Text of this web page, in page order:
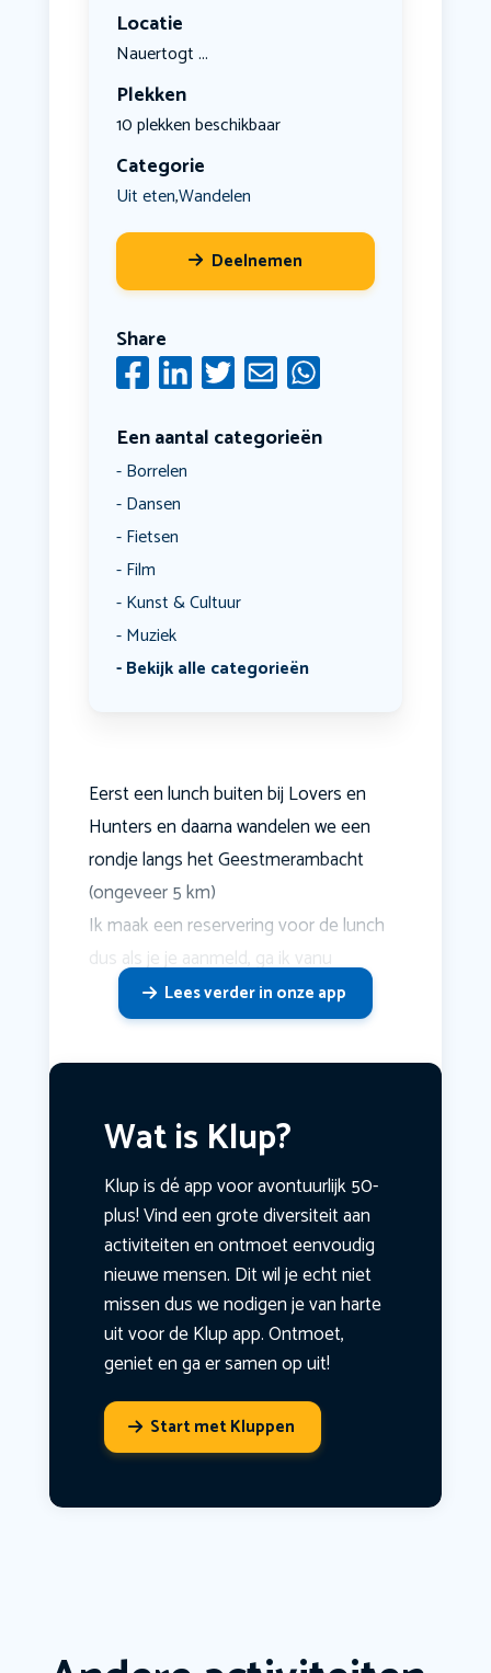
Locatie
Nauertogt ...
Plekken
10 plekken beschikbaar
Categorie
Uit eten,Wandelen
Deelnemen
Share
Een aantal categorieën
Borrelen
Dansen
Fietsen
Film
Kunst & Cultuur
Muziek
Bekijk alle categorieën
Eerst een lunch buiten bij Lovers en
Hunters en daarna wandelen we een
rondje langs het Geestmerambacht
(ongeveer 5 km)
Ik maak een reservering voor de lunch
dus als je je aanmeld, ga ik vanu
Lees verder in onze app
Wat is Klup?
Klup is dé app voor avontuurlijk 50-
plus! Vind een grote diversiteit aan
activiteiten en ontmoet eenvoudig
nieuwe mensen. Dit wil je echt niet
missen dus we nodigen je van harte
uit voor de Klup app. Ontmoet,
geniet en ga er samen op uit!
Start met Kluppen